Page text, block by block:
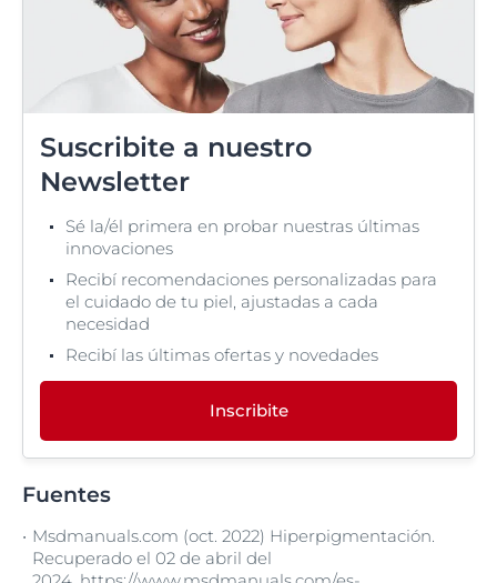
Suscribite a nuestro
Newsletter
Sé la/él primera en probar nuestras últimas
innovaciones
Recibí recomendaciones personalizadas para
el cuidado de tu piel, ajustadas a cada
necesidad
Recibí las últimas ofertas y novedades
Inscribite
Fuentes
Msdmanuals.com (oct. 2022) Hiperpigmentación.
Recuperado el 02 de abril del